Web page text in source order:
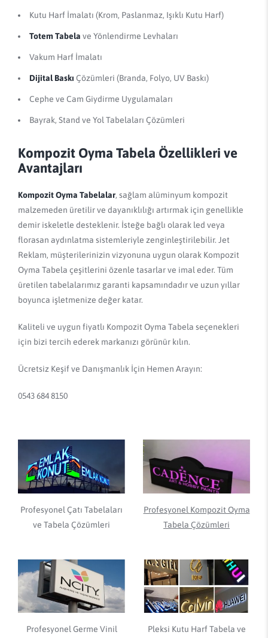
Kutu Harf İmalatı (Krom, Paslanmaz, Işıklı Kutu Harf)
Totem Tabela ve Yönlendirme Levhaları
Vakum Harf İmalatı
Dijital Baskı Çözümleri (Branda, Folyo, UV Baskı)
Cephe ve Cam Giydirme Uygulamaları
Bayrak, Stand ve Yol Tabelaları Çözümleri
Kompozit Oyma Tabela Özellikleri ve
Avantajları
Kompozit Oyma Tabelalar, sağlam alüminyum kompozit
malzemeden üretilir ve dayanıklılığı artırmak için genellikle
demir iskeletle desteklenir. İsteğe bağlı olarak led veya
florasan aydınlatma sistemleriyle zenginleştirilebilir. Jet
Reklam, müşterilerinizin vizyonuna uygun olarak Kompozit
Oyma Tabela çeşitlerini özenle tasarlar ve imal eder. Tüm
üretilen tabelalarımız garanti kapsamındadır ve uzun yıllar
boyunca işletmenize değer katar.
Kaliteli ve uygun fiyatlı Kompozit Oyma Tabela seçenekleri
için bizi tercih ederek markanızı görünür kılın.
Ücretsiz Keşif ve Danışmanlık İçin Hemen Arayın:
0543 684 8150
Profesyonel Çatı Tabelaları
ve Tabela Çözümleri
Profesyonel Kompozit Oyma
Tabela Çözümleri
Profesyonel Germe Vinil Pleksi Kutu Harf Tabela ve